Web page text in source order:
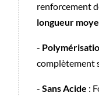
renforcement
longueur
-
complètement
- Sans Acide :